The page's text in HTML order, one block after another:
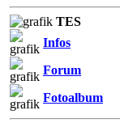
TES
Infos
Forum
Fotoalbum